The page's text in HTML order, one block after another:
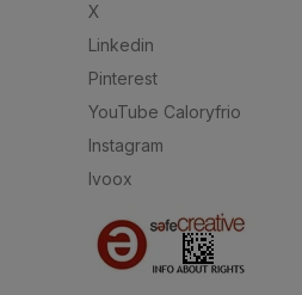
X
Linkedin
Pinterest
YouTube Caloryfrio
Instagram
Ivoox